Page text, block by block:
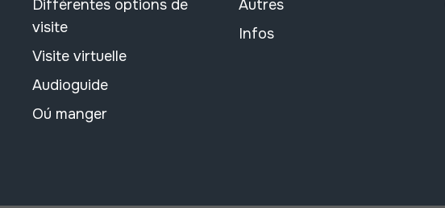
Différentes options de
visite
Visite virtuelle
Audioguide
Oú manger
Autres
Infos